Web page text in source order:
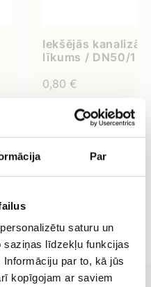
Par
saturu un
saziņas līdzekļu funkcijas
par to, kā jūs
kopīgojam ar saviem
Iekšējās
līkums / DN50/
0,80 €
IELIKT GROZĀ